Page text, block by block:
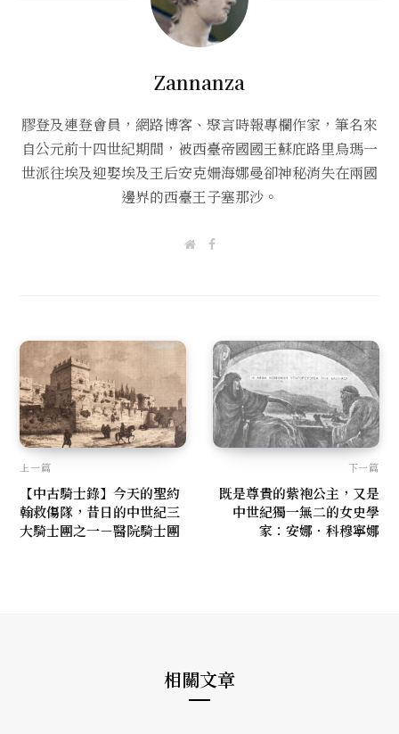
Zannanza
膠登及連登會員，網路博客、聚言時報專欄作家，筆名來
自公元前十四世紀期間，被西臺帝國國王蘇庇路里烏瑪一
世派往埃及迎娶埃及王后安克姍海娜曼卻神秘消失在兩國
邊界的西臺王子塞那沙。
W
F
上一篇
【中古騎士錄】今天的聖約
翰救傷隊，昔日的中世紀三
大騎士團之一－醫院騎士團
下一篇
既是尊貴的紫袍公主，又是
中世紀獨一無二的女史學
家：安娜．科穆寧娜
相關文章